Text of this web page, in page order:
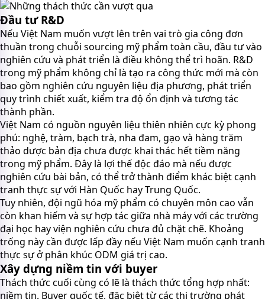
Đầu tư R&D
Nếu Việt Nam muốn vượt lên trên vai trò gia công đơn
thuần trong chuỗi sourcing mỹ phẩm toàn cầu, đầu tư vào
nghiên cứu và phát triển là điều không thể trì hoãn. R&D
trong mỹ phẩm không chỉ là tạo ra công thức mới mà còn
bao gồm nghiên cứu nguyên liệu địa phương, phát triển
quy trình chiết xuất, kiểm tra độ ổn định và tương tác
thành phần.
Việt Nam có nguồn nguyên liệu thiên nhiên cực kỳ phong
phú: nghệ, tràm, bạch trà, nha đam, gạo và hàng trăm
thảo dược bản địa chưa được khai thác hết tiềm năng
trong mỹ phẩm. Đây là lợi thế độc đáo mà nếu được
nghiên cứu bài bản, có thể trở thành điểm khác biệt cạnh
tranh thực sự với Hàn Quốc hay Trung Quốc.
Tuy nhiên, đội ngũ hóa mỹ phẩm có chuyên môn cao vẫn
còn khan hiếm và sự hợp tác giữa nhà máy với các trường
đại học hay viện nghiên cứu chưa đủ chặt chẽ. Khoảng
trống này cần được lấp đầy nếu Việt Nam muốn cạnh tranh
thực sự ở phân khúc ODM giá trị cao.
Xây dựng niềm tin với buyer
Thách thức cuối cùng có lẽ là thách thức tổng hợp nhất:
niềm tin. Buyer quốc tế, đặc biệt từ các thị trường phát